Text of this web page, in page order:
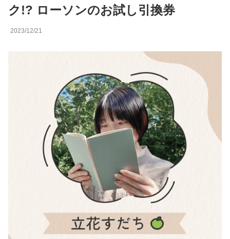
ク!? ローソンのお試し引換券
2023/12/21